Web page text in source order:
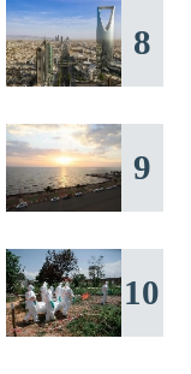
8
9
10